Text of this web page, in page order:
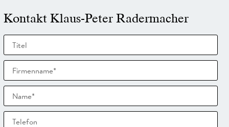
Kontakt Klaus-Peter Radermacher